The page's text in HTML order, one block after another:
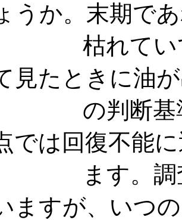
うか。末期で
いて分か
見たときに油
基準があ
では回復不能
調査員の
ますが、いつ